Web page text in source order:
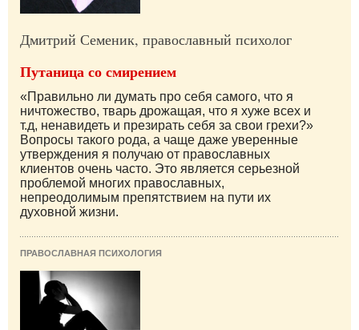
Дмитрий Семеник, православный психолог
Путаница со смирением
«Правильно ли думать про себя самого, что я
ничтожество, тварь дрожащая, что я хуже всех и
т.д, ненавидеть и презирать себя за свои грехи?»
Вопросы такого рода, а чаще даже уверенные
утверждения я получаю от православных
клиентов очень часто. Это является серьезной
проблемой многих православных,
непреодолимым препятствием на пути их
духовной жизни.
ПРАВОСЛАВНАЯ ПСИХОЛОГИЯ